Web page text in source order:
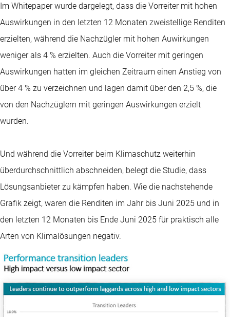
Im Whitepaper wurde dargelegt, dass die Vorreiter mit hohen
Auswirkungen in den letzten 12 Monaten zweistellige Renditen
erzielten, während die Nachzügler mit hohen Auwirkungen
weniger als 4 % erzielten. Auch die Vorreiter mit geringen
Auswirkungen hatten im gleichen Zeitraum einen Anstieg von
über 4 % zu verzeichnen und lagen damit über den 2,5 %, die
von den Nachzüglern mit geringen Auswirkungen erzielt
wurden.
Und während die Vorreiter beim Klimaschutz weiterhin
überdurchschnittlich abschneiden, belegt die Studie, dass
Lösungsanbieter zu kämpfen haben. Wie die nachstehende
Grafik zeigt, waren die Renditen im Jahr bis Juni 2025 und in
den letzten 12 Monaten bis Ende Juni 2025 für praktisch alle
Arten von Klimalösungen negativ.